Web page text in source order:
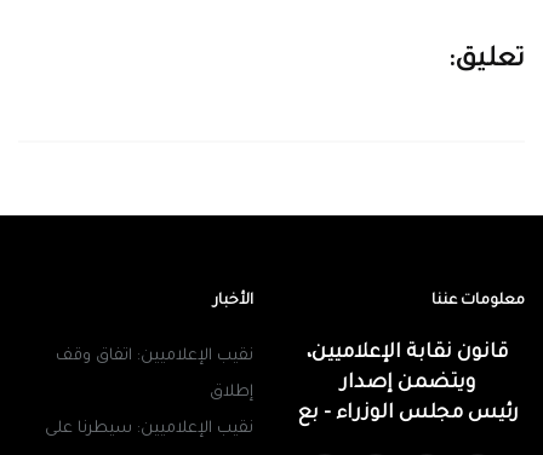
تعليق:
معلومات عننا
قانون نقابة الإعلاميين،
ويتضمن إصدار
رئيس مجلس الوزراء - بع
الأخبار
نقيب الإعلاميين: اتفاق وقف
إطلاق
نقيب الإعلاميين: سيطرنا على